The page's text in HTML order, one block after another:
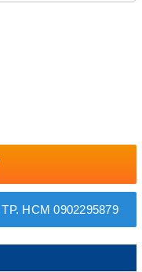
TP. HCM 0902295879